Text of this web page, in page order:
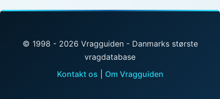
© 1998 - 2026 Vragguiden - Danmarks største
vragdatabase
Kontakt os
Om Vragguiden